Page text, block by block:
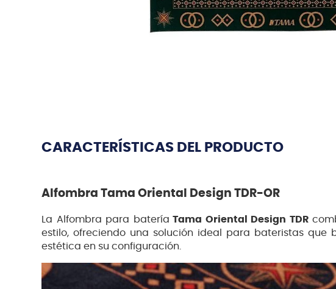
CARACTERÍSTICAS DEL PRODUCTO
Alfombra Tama Oriental Design TDR-OR
La Alfombra para batería Tama Oriental Design TDR
estilo, ofreciendo una solución ideal para bateristas que
estética en su configuración.